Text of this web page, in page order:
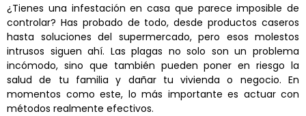
¿Tienes una infestación en casa que parece imposible de
controlar? Has probado de todo, desde productos caseros
hasta soluciones del supermercado, pero esos molestos
intrusos siguen ahí. Las plagas no solo son un problema
incómodo, sino que también pueden poner en riesgo la
salud de tu familia y dañar tu vivienda o negocio. En
momentos como este, lo más importante es actuar con
métodos realmente efectivos.